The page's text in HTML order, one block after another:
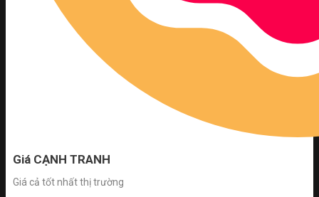
Giá CẠNH TRANH
Giá cả tốt nhất thị trường